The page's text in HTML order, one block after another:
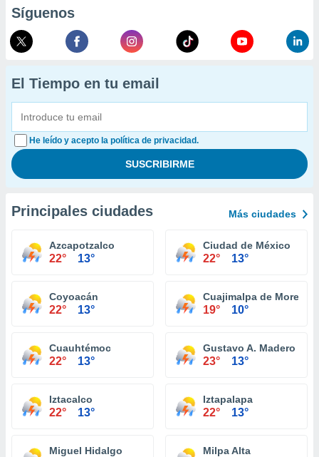
Síguenos
El Tiempo en tu email
He leído y acepto la política de privacidad.
Principales ciudades Más ciudades
Azcapotzalco
22° 13°
Ciudad de México
22° 13°
Coyoacán
22° 13°
Cuajimalpa de Morelos
19° 10°
Cuauhtémoc
22° 13°
Gustavo A. Madero
23° 13°
Iztacalco
22° 13°
Iztapalapa
22° 13°
Miguel Hidalgo Milpa Alta